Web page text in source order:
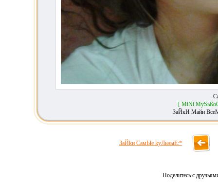
[ MiNi
ЗаЙкИ Майн
ЗаЙkи СамЫе kуЛьныЕ:*
Поделитесь с